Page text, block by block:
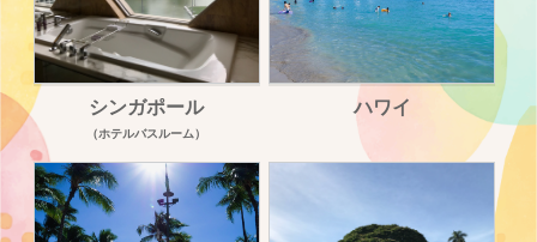
シンガポール
（ホテルバスルーム）
ハワイ